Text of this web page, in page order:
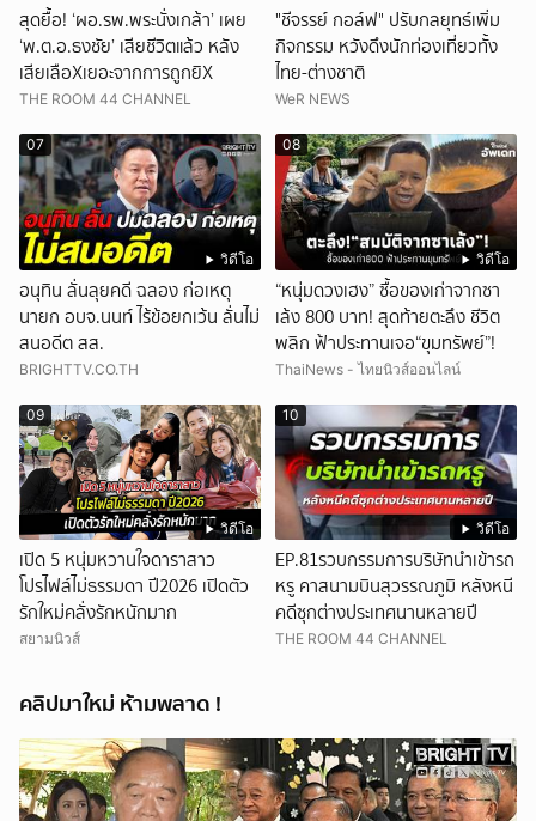
สุดยื้อ! ‘ผอ.รพ.พระนั่งเกล้า’ เผย
‘พ.ต.อ.ธงชัย’ เสียชีวิตแล้ว หลัง
เสียเลือXเยอะจากการถูกยิX
THE ROOM 44 CHANNEL
"ชีจรรย์ กอล์ฟ" ปรับกลยุทธ์เพิ่ม
กิจกรรม หวังดึงนักท่องเที่ยวทั้ง
ไทย-ต่างชาติ
WeR NEWS
วิดีโอ
07
อนุทิน ลั่นลุยคดี ฉลอง ก่อเหตุ
นายก อบจ.นนท์ ไร้ข้อยกเว้น ลั่นไม่
สนอดีต สส.
BRIGHTTV.CO.TH
วิดีโอ
08
“หนุ่มดวงเฮง” ซื้อของเก่าจากซา
เล้ง 800 บาท! สุดท้ายตะลึง ชีวิต
พลิก ฟ้าประทานเจอ“ขุมทรัพย์”!
ThaiNews - ไทยนิวส์ออนไลน์
วิดีโอ
09
เปิด 5 หนุ่มหวานใจดาราสาว
โปรไฟล์ไม่ธรรมดา ปี2026 เปิดตัว
รักใหม่คลั่งรักหนักมาก
สยามนิวส์
วิดีโอ
10
EP.81รวบกรรมการบริษัทนำเข้ารถ
หรู คาสนามบินสุวรรณภูมิ หลังหนี
คดีซุกต่างประเทศนานหลายปี
THE ROOM 44 CHANNEL
คลิปมาใหม่ ห้ามพลาด !